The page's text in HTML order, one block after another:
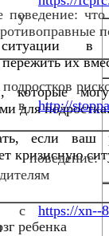
в
их
которые
для
если ваш
кризисную
ребенка
у
в
http://
с
https://xn--
поведение: что